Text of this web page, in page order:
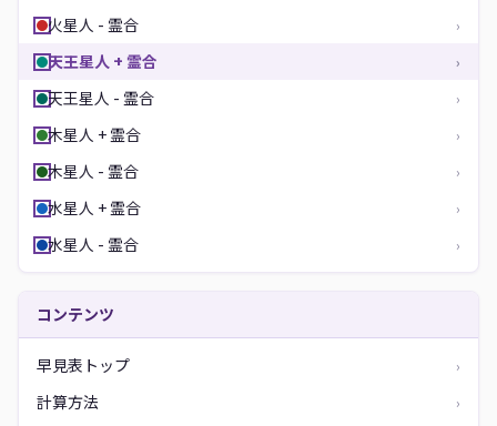
火星人 - 霊合 ›
天王星人 + 霊合 ›
天王星人 - 霊合 ›
木星人 + 霊合 ›
木星人 - 霊合 ›
水星人 + 霊合 ›
水星人 - 霊合 ›
コンテンツ
早見表トップ ›
計算方法 ›